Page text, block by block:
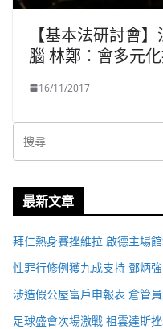
【基本法研討會
腦 林鄭：會多元
16/11/2017
最新文章
拜仁熱身賽挫維拉 啟德主場
性罪行修例獲九成支持 鄧炳
涉造假公屋富戶申報表 倉管
足球盛會次場激戰 祖雲達斯